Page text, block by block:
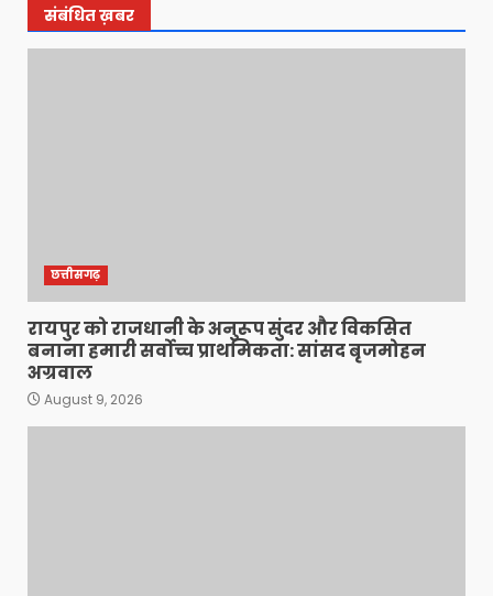
संबंधित ख़बर
छत्तीसगढ़
रायपुर को राजधानी के अनुरूप सुंदर और विकसित
बनाना हमारी सर्वोच्च प्राथमिकता: सांसद बृजमोहन
अग्रवाल
August 9, 2026